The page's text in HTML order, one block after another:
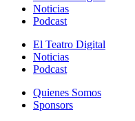
Noticias
Podcast
El Teatro Digital
Noticias
Podcast
Quienes Somos
Sponsors